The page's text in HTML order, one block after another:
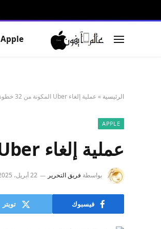
Apple
الرئيسية » عملية إلغاء Uber المكونة من 32 خطوة ، فحوصات Bluesky Blue ، المزيد
APPLE
عملية إلغاء Uber المكونة من 32 خطوة ، فحوصات Bluesky Blue ، المزيد
بواسطة فريق التحرير 22 أبريل، 2025
فيسبوك تويتر